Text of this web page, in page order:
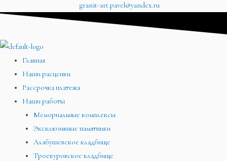
granit-art.pavel@yandex.ru
Главная
Наши расценки
Рассрочка платежа
Наши работы
Мемориальные комплексы
Эксклюзивные памятники
Алабушевское кладбище
Троекуровское кладбище